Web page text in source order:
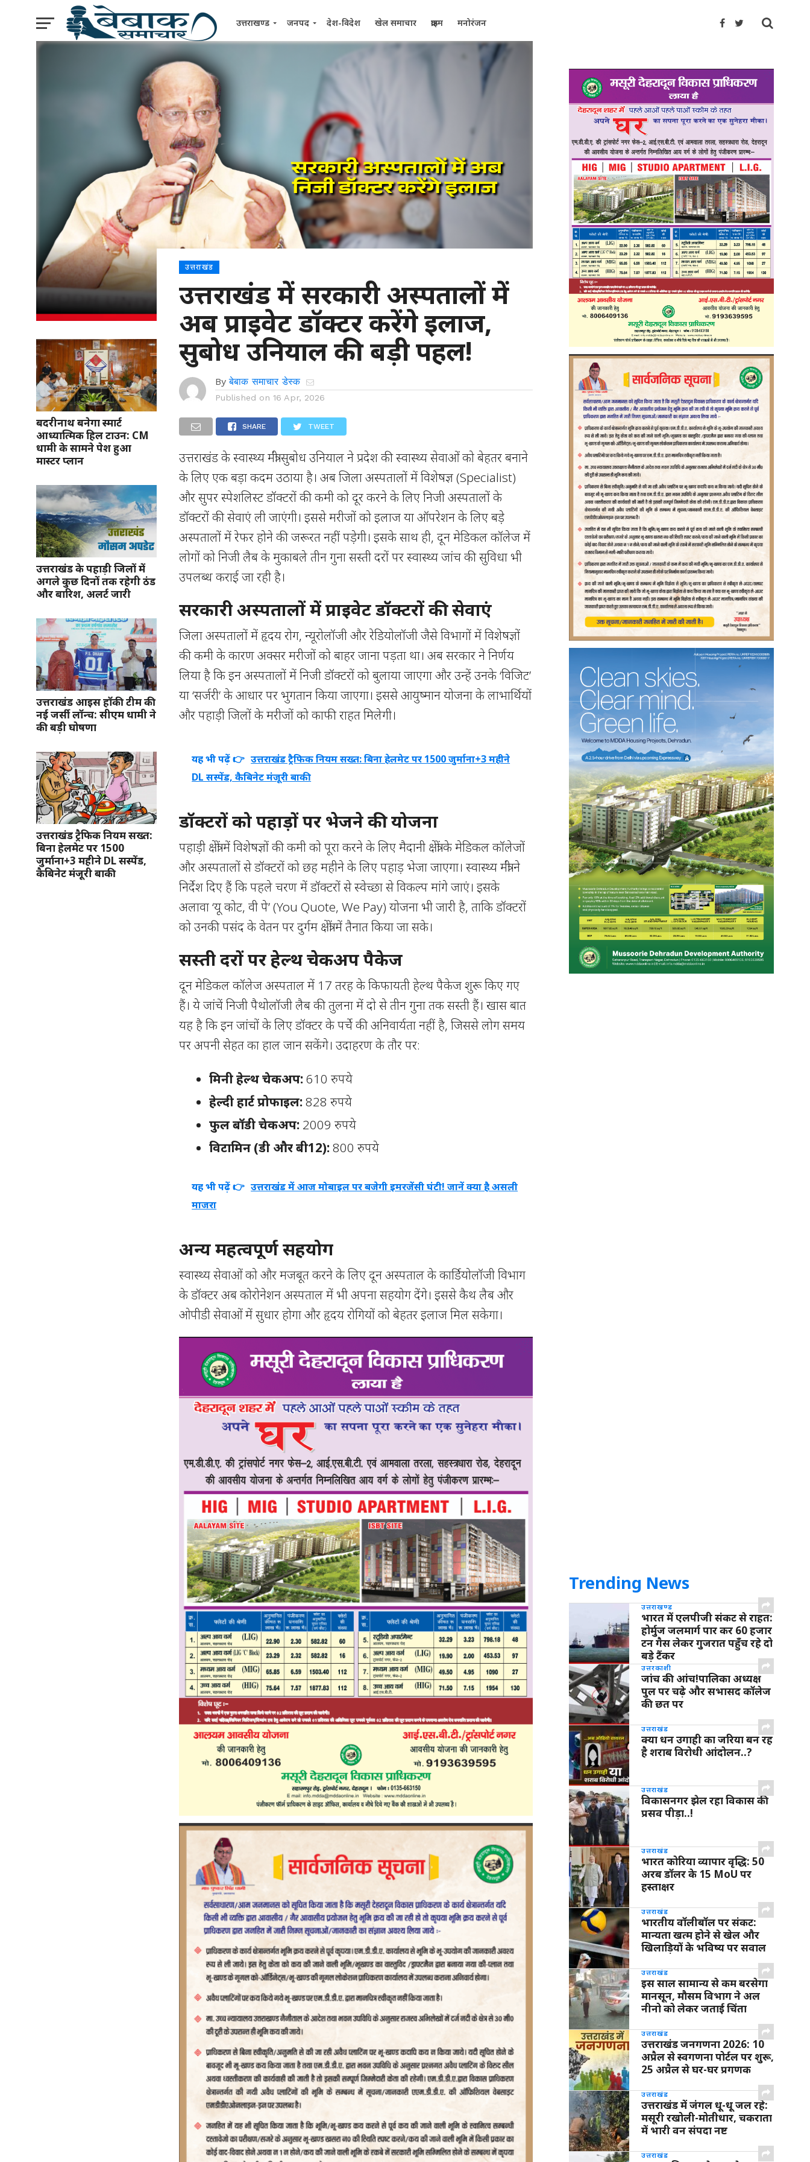
उत्तराखण्ड जनपद देश-विदेश खेल समाचार क्राइम मनोरंजन
बदरीनाथ बनेगा स्मार्ट
आध्यात्मिक हिल टाउन: CM
धामी के सामने पेश हुआ
मास्टर प्लान
उत्तराखंड के पहाड़ी जिलों में
अगले कुछ दिनों तक रहेगी ठंड
और बारिश, अलर्ट जारी
उत्तराखंड आइस हॉकी टीम की
नई जर्सी लॉन्च: सीएम धामी ने
की बड़ी घोषणा
उत्तराखंड ट्रैफिक नियम सख्त:
बिना हेलमेट पर 1500
जुर्माना+3 महीने DL सस्पेंड,
कैबिनेट मंजूरी बाकी
उत्तराखंड
उत्तराखंड में सरकारी अस्पतालों में
अब प्राइवेट डॉक्टर करेंगे इलाज,
सुबोध उनियाल की बड़ी पहल!
By बेबाक समाचार डेस्क
Published on 16 Apr, 2026
SHARE TWEET
उत्तराखंड के स्वास्थ्य मंत्री सुबोध उनियाल ने प्रदेश की स्वास्थ्य सेवाओं को बेहतर बनाने
के लिए एक बड़ा कदम उठाया है। अब जिला अस्पतालों में विशेषज्ञ (Specialist)
और सुपर स्पेशलिस्ट डॉक्टरों की कमी को दूर करने के लिए निजी अस्पतालों के
डॉक्टरों की सेवाएं ली जाएंगी। इससे मरीजों को इलाज या ऑपरेशन के लिए बड़े
अस्पतालों में रेफर होने की जरूरत नहीं पड़ेगी। इसके साथ ही, दून मेडिकल कॉलेज में
लोगों को निजी लैब के मुकाबले तीन गुना सस्ती दरों पर स्वास्थ्य जांच की सुविधा भी
उपलब्ध कराई जा रही है।
सरकारी अस्पतालों में प्राइवेट डॉक्टरों की सेवाएं
जिला अस्पतालों में हृदय रोग, न्यूरोलॉजी और रेडियोलॉजी जैसे विभागों में विशेषज्ञों
की कमी के कारण अक्सर मरीजों को बाहर जाना पड़ता था। अब सरकार ने निर्णय
लिया है कि इन अस्पतालों में निजी डॉक्टरों को बुलाया जाएगा और उन्हें उनके ‘विजिट’
या ‘सर्जरी’ के आधार पर भुगतान किया जाएगा। इससे आयुष्मान योजना के लाभार्थियों
और पहाड़ी जिलों के मरीजों को काफी राहत मिलेगी।
यह भी पढ़ें 👉 उत्तराखंड ट्रैफिक नियम सख्त: बिना हेलमेट पर 1500 जुर्माना+3 महीने
DL सस्पेंड, कैबिनेट मंजूरी बाकी
डॉक्टरों को पहाड़ों पर भेजने की योजना
पहाड़ी क्षेत्रों में विशेषज्ञों की कमी को पूरा करने के लिए मैदानी क्षेत्रों के मेडिकल कॉलेजों
और अस्पतालों से डॉक्टरों को छह महीने के लिए पहाड़ भेजा जाएगा। स्वास्थ्य मंत्री ने
निर्देश दिए हैं कि पहले चरण में डॉक्टरों से स्वेच्छा से विकल्प मांगे जाएं। इसके
अलावा ‘यू कोट, वी पे’ (You Quote, We Pay) योजना भी जारी है, ताकि डॉक्टरों
को उनकी पसंद के वेतन पर दुर्गम क्षेत्रों में तैनात किया जा सके।
सस्ती दरों पर हेल्थ चेकअप पैकेज
दून मेडिकल कॉलेज अस्पताल में 17 तरह के किफायती हेल्थ पैकेज शुरू किए गए
हैं। ये जांचें निजी पैथोलॉजी लैब की तुलना में दो से तीन गुना तक सस्ती हैं। खास बात
यह है कि इन जांचों के लिए डॉक्टर के पर्चे की अनिवार्यता नहीं है, जिससे लोग समय
पर अपनी सेहत का हाल जान सकेंगे। उदाहरण के तौर पर:
मिनी हेल्थ चेकअप:610 रुपये
हेल्दी हार्ट प्रोफाइल:828 रुपये
फुल बॉडी चेकअप: 2009 रुपये
विटामिन (डी और बी12):800 रुपये
यह भी पढ़ें 👉 उत्तराखंड में आज मोबाइल पर बजेगी इमरजेंसी घंटी! जानें क्या है असली
माजरा
अन्य महत्वपूर्ण सहयोग
स्वास्थ्य सेवाओं को और मजबूत करने के लिए दून अस्पताल के कार्डियोलॉजी विभाग
के डॉक्टर अब कोरोनेशन अस्पताल में भी अपना सहयोग देंगे। इससे कैथ लैब और
ओपीडी सेवाओं में सुधार होगा और हृदय रोगियों को बेहतर इलाज मिल सकेगा।
Trending News
उत्तराखण्ड
भारत में एलपीजी संकट से राहत:
होर्मुज जलमार्ग पार कर 60 हजार
टन गैस लेकर गुजरात पहुँच रहे दो
बड़े टैंकर
उत्तरकाशी
जांच की आंच!पालिका अध्यक्ष
पुल पर चढ़े और सभासद कॉलेज
की छत पर
उत्तराखंड
क्या धन उगाही का जरिया बन रह
है शराब विरोधी आंदोलन..?
उत्तराखंड
विकासनगर झेल रहा विकास की
प्रसव पीड़ा..!
उत्तराखंड
भारत कोरिया व्यापार वृद्धि: 50
अरब डॉलर के 15 MoU पर
हस्ताक्षर
उत्तराखंड
भारतीय वॉलीबॉल पर संकट:
मान्यता खत्म होने से खेल और
खिलाड़ियों के भविष्य पर सवाल
उत्तराखंड
इस साल सामान्य से कम बरसेगा
मानसून, मौसम विभाग ने अल
नीनो को लेकर जताई चिंता
उत्तराखंड
उत्तराखंड जनगणना 2026: 10
अप्रैल से स्वगणना पोर्टल पर शुरू,
25 अप्रैल से घर-घर प्रगणक
उत्तराखंड
उत्तराखंड में जंगल धू-धू जल रहे:
मसूरी रखोली-मोतीधार, चकराता
में भारी वन संपदा नष्ट
उत्तराखंड